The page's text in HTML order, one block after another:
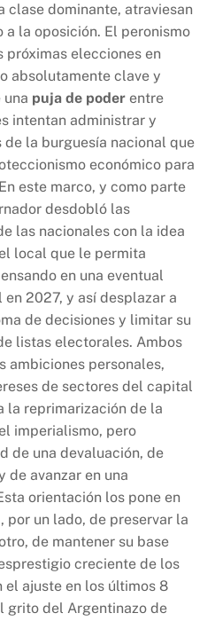
clase dominante, atraviesan
la oposición. El peronismo
elecciones en
absolutamente clave y
puja de poder entre
intentan administrar y
la burguesía nacional que
económico para
este marco, y como parte
desdobló las
las nacionales con la idea
local que le permita
en una eventual
2027, y así desplazar a
de decisiones y limitar su
listas electorales. Ambos
ambiciones personales,
de sectores del capital
la reprimarización de la
imperialismo, pero
de una devaluación, de
de avanzar en una
orientación los pone en
por un lado, de preservar la
de mantener su base
creciente de los
ajuste en los últimos 8
grito del Argentinazo de